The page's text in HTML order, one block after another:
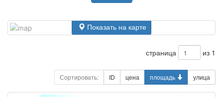
Показать на карте
страница из 1
Сортировать: ID цена площадь улица